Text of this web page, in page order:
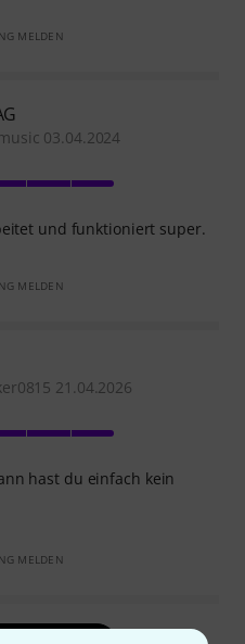
MELDEN
03.04.2024
und funktioniert super.
MELDEN
21.04.2026
hast du einfach kein
MELDEN